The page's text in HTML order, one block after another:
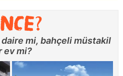
mi, bahçeli müstakil
ev mi?